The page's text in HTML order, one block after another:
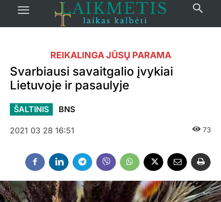
REIKALINGA JŪSŲ PARAMA
Svarbiausi savaitgalio įvykiai
Lietuvoje ir pasaulyje
ŠALTINIS BNS
2021 03 28 16:51 73